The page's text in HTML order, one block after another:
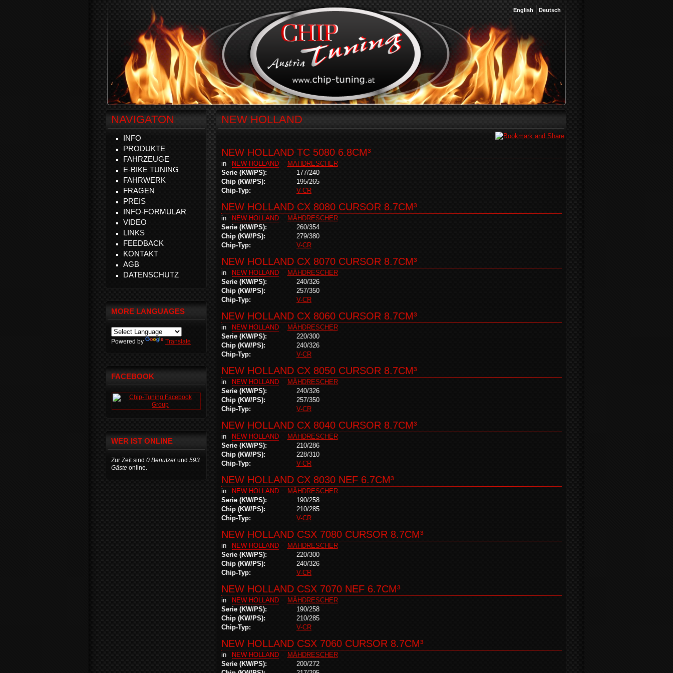
English Deutsch
NEW HOLLAND
NEW HOLLAND TC 5080 6.8CM³
in NEW HOLLAND
MÄHDRESCHER
Serie (KW/PS):
177/240
Chip (KW/PS):
195/265
Chip-Typ:
V-CR
NEW HOLLAND CX 8080 CURSOR 8.7CM³
in NEW HOLLAND
MÄHDRESCHER
Serie (KW/PS):
260/354
Chip (KW/PS):
279/380
Chip-Typ:
V-CR
NEW HOLLAND CX 8070 CURSOR 8.7CM³
in NEW HOLLAND
MÄHDRESCHER
Serie (KW/PS):
240/326
Chip (KW/PS):
257/350
Chip-Typ:
V-CR
NEW HOLLAND CX 8060 CURSOR 8.7CM³
in NEW HOLLAND
MÄHDRESCHER
Serie (KW/PS):
220/300
Chip (KW/PS):
240/326
Chip-Typ:
V-CR
NEW HOLLAND CX 8050 CURSOR 8.7CM³
in NEW HOLLAND
MÄHDRESCHER
Serie (KW/PS):
240/326
Chip (KW/PS):
257/350
Chip-Typ:
V-CR
NEW HOLLAND CX 8040 CURSOR 8.7CM³
in NEW HOLLAND
MÄHDRESCHER
Serie (KW/PS):
210/286
Chip (KW/PS):
228/310
Chip-Typ:
V-CR
NEW HOLLAND CX 8030 NEF 6.7CM³
in NEW HOLLAND
MÄHDRESCHER
Serie (KW/PS):
190/258
Chip (KW/PS):
210/285
Chip-Typ:
V-CR
NEW HOLLAND CSX 7080 CURSOR 8.7CM³
in NEW HOLLAND
MÄHDRESCHER
Serie (KW/PS):
220/300
Chip (KW/PS):
240/326
Chip-Typ:
V-CR
NEW HOLLAND CSX 7070 NEF 6.7CM³
in NEW HOLLAND
MÄHDRESCHER
Serie (KW/PS):
190/258
Chip (KW/PS):
210/285
Chip-Typ:
V-CR
NEW HOLLAND CSX 7060 CURSOR 8.7CM³
in NEW HOLLAND
MÄHDRESCHER
Serie (KW/PS):
200/272
NAVIGATON
INFO
PRODUKTE
FAHRZEUGE
E-BIKE TUNING
FAHRWERK
FRAGEN
PREIS
INFO-FORMULAR
VIDEO
LINKS
FEEDBACK
KONTAKT
AGB
DATENSCHUTZ
MORE LANGUAGES
Powered by Translate
FACEBOOK
WER IST ONLINE
Zur Zeit sind 0 Benutzerund 593
Gäste online.